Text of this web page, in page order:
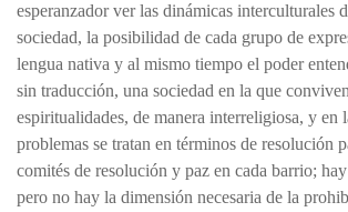
esperanzador ver las dinámicas interculturales
sociedad, la posibilidad de cada grupo de
lengua nativa y al mismo tiempo el poder
sin traducción, una sociedad en la que
espiritualidades, de manera interreligiosa, y en
problemas se tratan en términos de resolución
comités de resolución y paz en cada barrio;
pero no hay la dimensión necesaria de la